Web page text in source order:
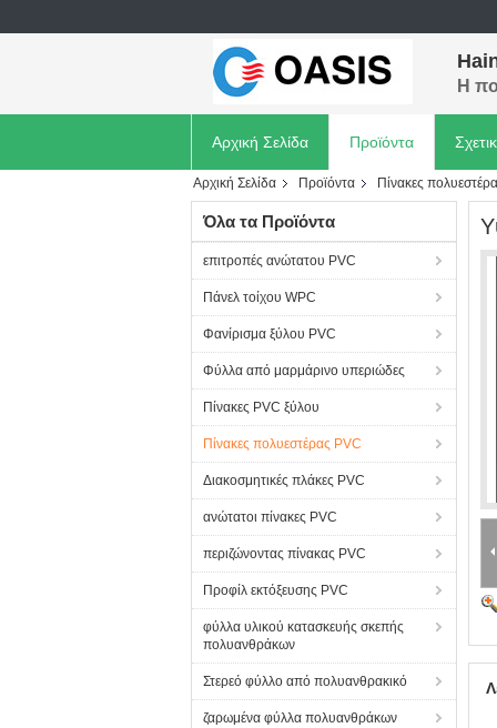
Η
Αρχική Σελίδα Προϊόντα
Αρχική Σελίδα Προϊόντα Πίνακες
Όλα τα Προϊόντα
επιτροπές ανώτατου PVC
Πάνελ τοίχου WPC
Φανίρισμα ξύλου PVC
Φύλλα από μαρμάρινο υπεριώδες
Πίνακες PVC ξύλου
Πίνακες πολυεστέρας PVC
Διακοσμητικές πλάκες PVC
ανώτατοι πίνακες PVC
περιζώνοντας πίνακας PVC
Προφίλ εκτόξευσης PVC
φύλλα υλικού κατασκευής σκεπής
πολυανθράκων
Στερεό φύλλο από πολυανθρακικό
ζαρωμένα φύλλα πολυανθράκων